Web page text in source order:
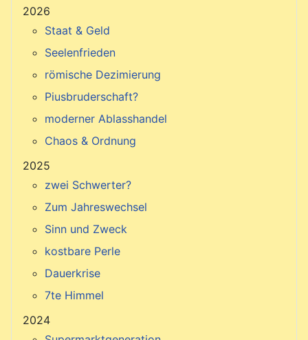
2026
Staat & Geld
Seelenfrieden
römische Dezimierung
Piusbruderschaft?
moderner Ablasshandel
Chaos & Ordnung
2025
zwei Schwerter?
Zum Jahreswechsel
Sinn und Zweck
kostbare Perle
Dauerkrise
7te Himmel
2024